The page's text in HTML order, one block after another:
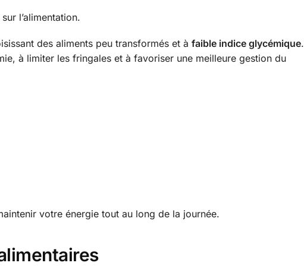
l’alimentation.
des aliments peu transformés et à faible indice glycémique.
à limiter les fringales et à favoriser une meilleure gestion du
votre énergie tout au long de la journée.